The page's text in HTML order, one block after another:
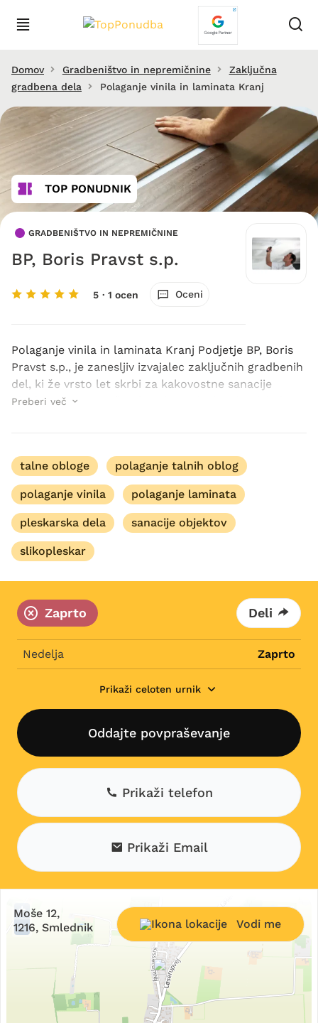
Domov Gradbeništvo in nepremičnine
Zaključna
gradbena dela
Polaganje vinila in laminata Kranj
TOP PONUDNIK
GRADBENIŠTVO IN NEPREMIČNINE
BP, Boris Pravst s.p.
5 · 1 ocen Oceni
Polaganje vinila in laminata Kranj Podjetje BP, Boris
Pravst s.p., je zanesljiv izvajalec zaključnih gradbenih
del, ki že vrsto let skrbi za kakovostne sanacije
objektov ter natančno izvedena pleskarska dela in
Preberi več
talne obloge polaganje talnih oblog
polaganje vinila polaganje laminata
pleskarska dela sanacije objektov
slikopleskar
Zaprto Deli
Nedelja Zaprto
Prikaži celoten urnik
Oddajte povpraševanje
Prikaži telefon
Prikaži Email
+
−
Moše 12,
1216, Smlednik
Vodi me